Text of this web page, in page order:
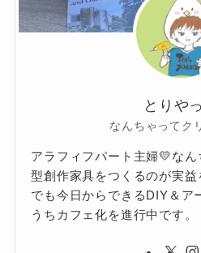
とりや
なんちゃってク
アラフィフパート主婦💛な
型創作家具をつくるのが実益
でも今日からできるDIY＆ア
うちカフェ化を進行中です。